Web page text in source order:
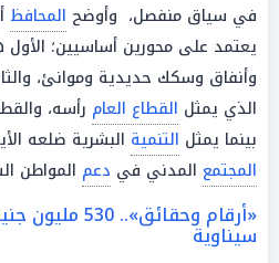
في سياق منفصل، وأوضح المحافظ
يعتمد على محورين أساسيين؛ الأول
وأنفاق وسكك حديدية وموانئ،
الذي يمثل القطاع العام رأسه،
بينما يمثل التنمية البشرية ضلعه
المجتمع المدني في دعم المواطن
«أرقام
سيناوية